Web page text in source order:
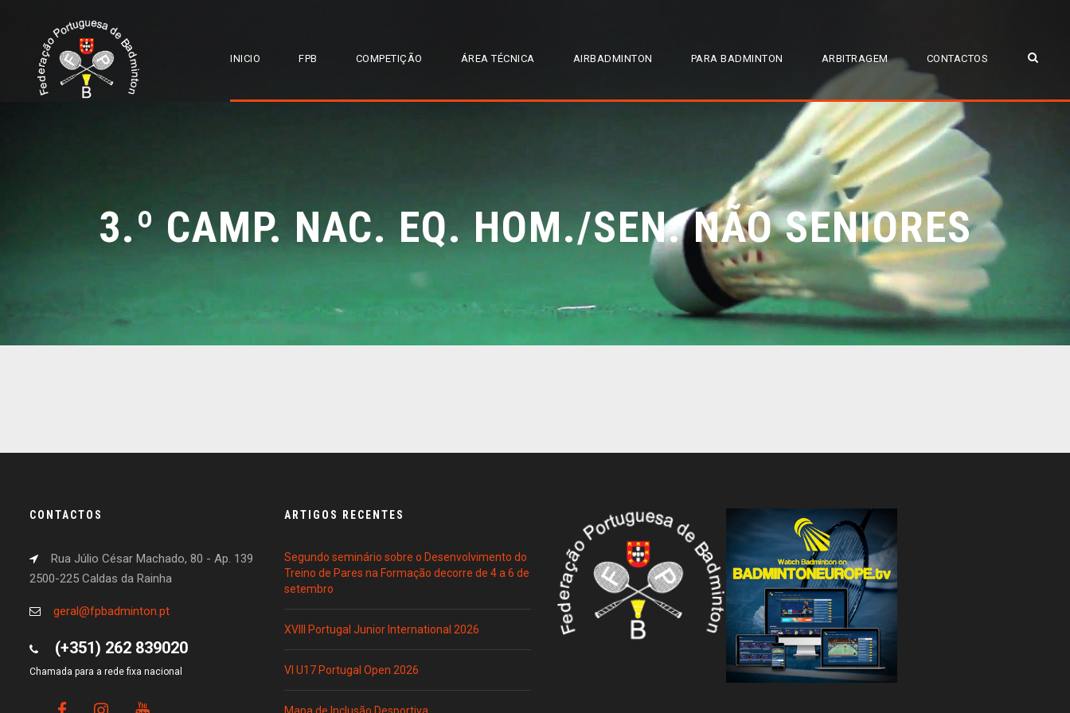
INICIO FPB COMPETIÇÃO ÁREA TÉCNICA AIRBADMINTON PARA BADMINTON ARBITRAGEM CONTACTOS
3.º CAMP. NAC. EQ. HOM./SEN. NÃO SENIORES
CONTACTOS
Rua Júlio César Machado, 80 - Ap. 139
2500-225 Caldas da Rainha
geral@fpbadminton.pt
(+351) 262 839020
Chamada para a rede fixa nacional
ARTIGOS RECENTES
Segundo seminário sobre o Desenvolvimento do
Treino de Pares na Formação decorre de 4 a 6 de
setembro
XVIII Portugal Junior International 2026
VI U17 Portugal Open 2026